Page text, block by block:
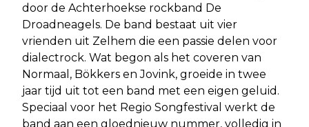
door de Achterhoekse rockband De
Droadneagels. De band bestaat uit vier
vrienden uit Zelhem die een passie delen voor
dialectrock. Wat begon als het coveren van
Normaal, Bökkers en Jovink, groeide in twee
jaar tijd uit tot een band met een eigen geluid.
Speciaal voor het Regio Songfestival werkt de
band aan een gloednieuw nummer, volledig in